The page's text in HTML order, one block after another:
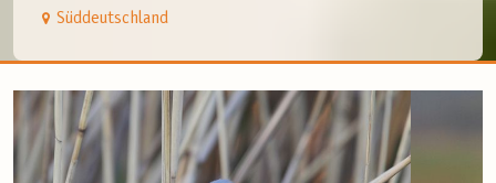
Süddeutschland